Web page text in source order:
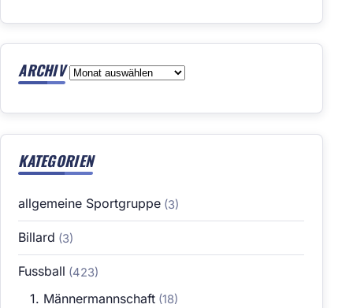
ARCHIV Archiv
KATEGORIEN
allgemeine Sportgruppe (3)
Billard (3)
Fussball (423)
1. Männermannschaft(18)